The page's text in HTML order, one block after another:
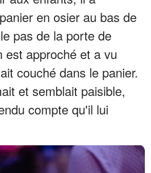
en osier au bas de
pas de la porte de
est approché et a vu
couché dans le panier.
et semblait paisible,
compte qu'il lui